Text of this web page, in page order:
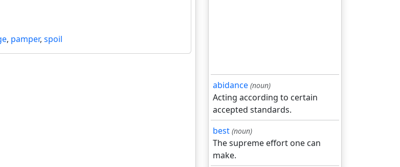
, pamper, spoil
abidance (noun)
Acting according to certain
accepted standards.
best (noun)
The supreme effort one can
make.